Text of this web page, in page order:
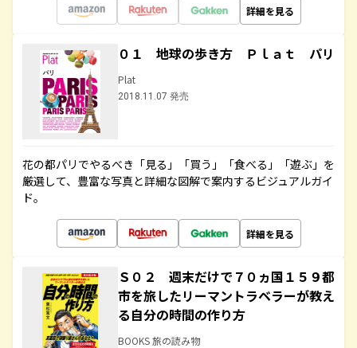
詳細を見る
０１ 地球の歩き方 Ｐｌａｔ パリ
Plat
2018.11.07 発売
花の都パリでやるべき「見る」「買う」「食べる」「遊ぶ」を
厳選して、豊富な写真と詳細な図解で案内するビジュアルガイ
ド。
詳細を見る
Ｓ０２ 週末だけで７０ヵ国１５９都
市を旅したリーマントラベラーが教え
る自分の時間の作り方
BOOKS 旅の読み物